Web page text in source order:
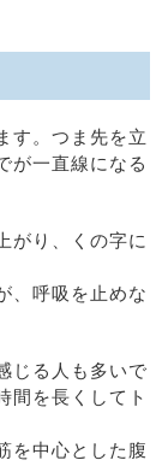
す。つま先を立
が一直線になる
がり、くの字に
、呼吸を止めな
じる人も多いで
間を長くしてト
を中心とした腹